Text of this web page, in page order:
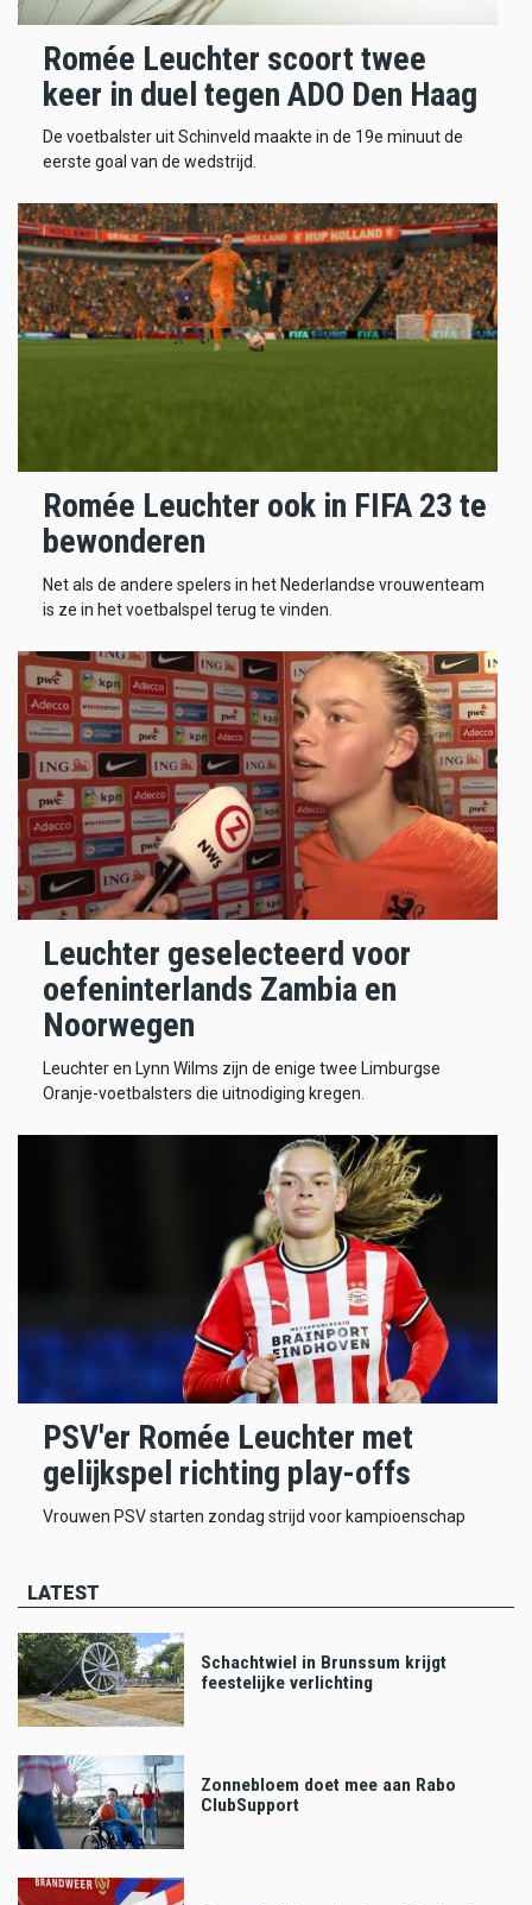
Romée Leuchter scoort twee
keer in duel tegen ADO Den Haag
De voetbalster uit Schinveld maakte in de 19e minuut de
eerste goal van de wedstrijd.
Romée Leuchter ook in FIFA 23 te
bewonderen
Net als de andere spelers in het Nederlandse vrouwenteam
is ze in het voetbalspel terug te vinden.
Leuchter geselecteerd voor
oefeninterlands Zambia en
Noorwegen
Leuchter en Lynn Wilms zijn de enige twee Limburgse
Oranje-voetbalsters die uitnodiging kregen.
PSV'er Romée Leuchter met
gelijkspel richting play-offs
Vrouwen PSV starten zondag strijd voor kampioenschap
LATEST
Schachtwiel in Brunssum krijgt
feestelijke verlichting
Zonnebloem doet mee aan Rabo
ClubSupport